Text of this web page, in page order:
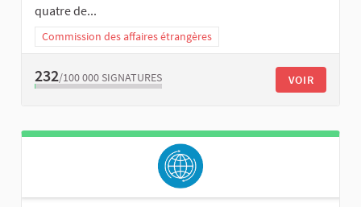
quatre de...
Commission des affaires étrangères
232/100 000 SIGNATURES VOIR